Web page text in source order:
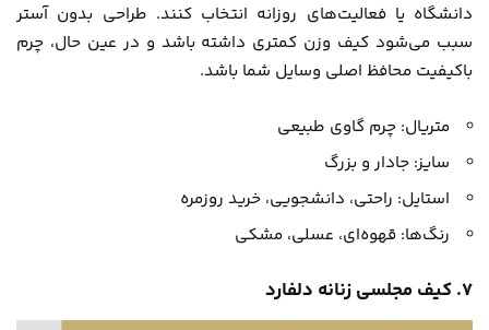
دانشگاه یا فعالیت‌های روزانه انتخاب کنند. طراحی بدون آستر
سبب می‌شود کیف وزن کمتری داشته باشد و در عین حال، چرم
باکیفیت محافظ اصلی وسایل شما باشد.
متریال: چرم گاوی طبیعی
سایز: جادار و بزرگ
استایل: راحتی، دانشجویی، خرید روزمره
رنگ‌ها: قهوه‌ای، عسلی، مشکی
۷. کیف مجلسی زنانه دلفارد